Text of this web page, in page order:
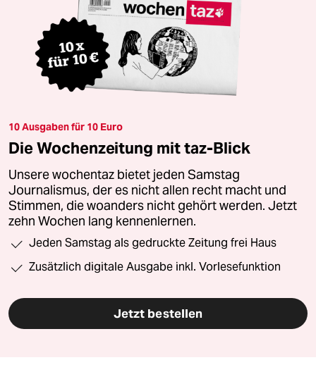
10 Ausgaben für 10 Euro
Die Wochenzeitung mit taz-Blick
Unsere wochentaz bietet jeden Samstag
Journalismus, der es nicht allen recht macht und
Stimmen, die woanders nicht gehört werden. Jetzt
zehn Wochen lang kennenlernen.
Jeden Samstag als gedruckte Zeitung frei Haus
Zusätzlich digitale Ausgabe inkl. Vorlesefunktion
Jetzt bestellen